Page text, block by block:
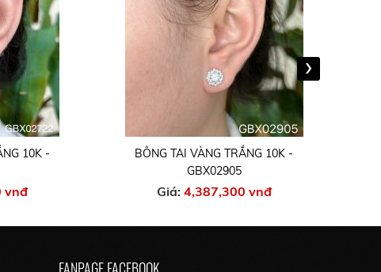
10K -
vnđ
BÔNG TAI VÀNG TRẮNG 10K -
GBX02905
Giá: 4,387,300 vnđ
›